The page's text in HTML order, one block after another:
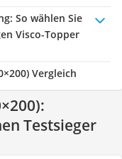
: So wählen Sie
Visco-Topper
Vergleich
Testsieger